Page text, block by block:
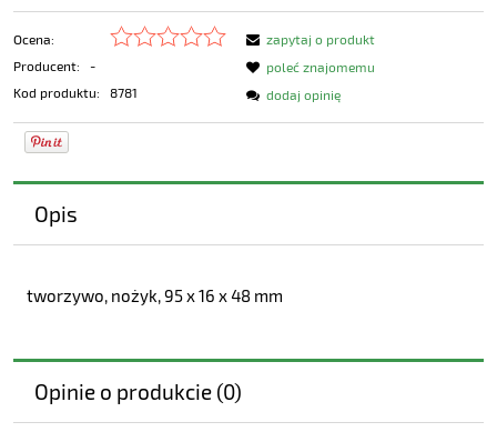
Ocena:
Producent:
-
Kod produktu:
8781
zapytaj o produkt
poleć znajomemu
dodaj opinię
Opis
tworzywo, nożyk, 95 x 16 x 48 mm
Opinie o produkcie (0)